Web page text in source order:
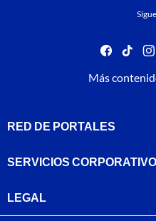
facebook
tiktok
Más
RED DE PORTALES
SERVICIOS
LEGAL